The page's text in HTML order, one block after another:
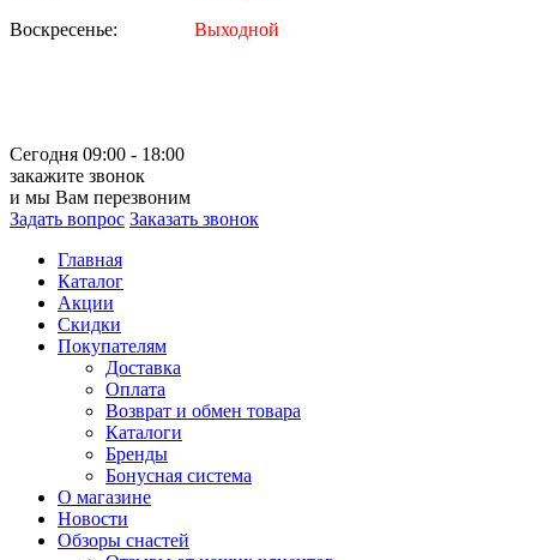
Воскресенье:
Выходной
Сегодня 09:00 - 18:00
закажите звонок
и мы Вам перезвоним
Задать вопрос Заказать звонок
Главная
Каталог
Акции
Скидки
Покупателям
Доставка
Оплата
Возврат и обмен товара
Каталоги
Бренды
Бонусная система
О магазине
Новости
Обзоры снастей